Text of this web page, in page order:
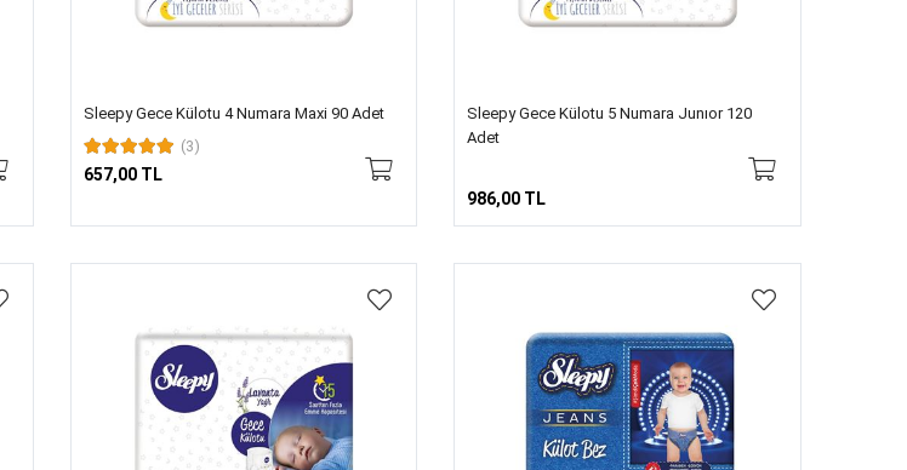
Sleepy Gece Külotu 4 Numara Maxi 90 Adet
(3)
657,00 TL
Sleepy Gece Külotu 5 Numara Junıor 120
Adet
986,00 TL